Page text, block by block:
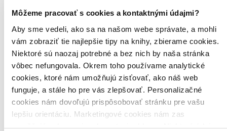
Môžeme pracovať s cookies a kontaktnými údajmi?
Aby sme vedeli, ako sa na našom webe správate, a mohli
vám zobraziť tie najlepšie tipy na knihy, zbierame cookies.
Niektoré sú naozaj potrebné a bez nich by naša stránka
vôbec nefungovala. Okrem toho používame analytické
cookies, ktoré nám umožňujú zisťovať, ako náš web
funguje, a stále ho pre vás zlepšovať. Personalizačné
cookies nám dovoľujú prispôsobovať stránku pre vašu
lepšiu orientáciu. Marketingové cookies nám zas
umožňujú zobrazenie relevantnej reklamy. Niektoré údaje
Novinky
Najdrahšie
Najlacnejšie
Najvyššia zľava
Použité filtre
Zrušiť filtre
dostupnéVydavateľstvo Gora